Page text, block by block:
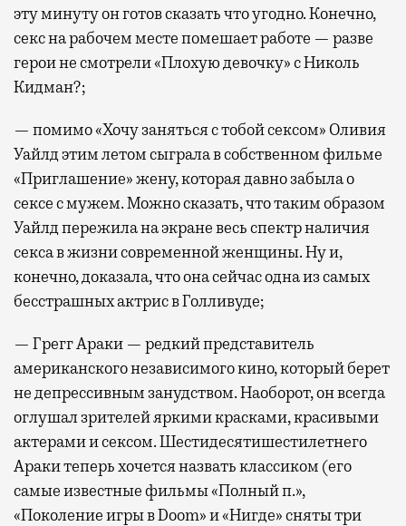
эту минуту он готов сказать что угодно. Конечно,
секс на рабочем месте помешает работе — разве
герои не смотрели «Плохую девочку» с Николь
Кидман?;
— помимо «Хочу заняться с тобой сексом» Оливия
Уайлд этим летом сыграла в собственном фильме
«Приглашение» жену, которая давно забыла о
сексе с мужем. Можно сказать, что таким образом
Уайлд пережила на экране весь спектр наличия
секса в жизни современной женщины. Ну и,
конечно, доказала, что она сейчас одна из самых
бесстрашных актрис в Голливуде;
— Грегг Араки — редкий представитель
американского независимого кино, который берет
не депрессивным занудством. Наоборот, он всегда
оглушал зрителей яркими красками, красивыми
актерами и сексом. Шестидесятишестилетнего
Араки теперь хочется назвать классиком (его
самые известные фильмы «Полный п.»,
«Поколение игры в Doom» и «Нигде» сняты три